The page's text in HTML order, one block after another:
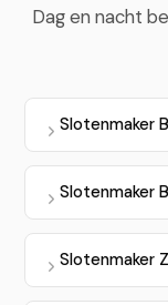
Dag en nacht
Slotenmaker
Slotenmaker
Slotenmaker